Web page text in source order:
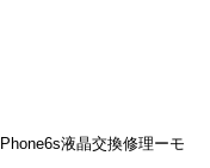
液晶交換修理ーモ